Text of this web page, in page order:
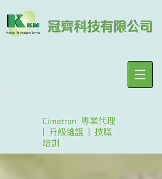
冠齊科技有限公司
Cimatron 專業代理
| 升級維護 | 技職
培訓